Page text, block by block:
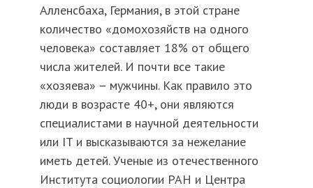
Алленсбаха, Германия, в этой стране
количество «домохозяйств на одного
человека» составляет 18% от общего
числа жителей. И почти все такие
«хозяева» – мужчины. Как правило это
люди в возрасте 40+, они являются
специалистами в научной деятельности
или IT и высказываются за нежелание
иметь детей. Ученые из отечественного
Института социологии РАН и Центра